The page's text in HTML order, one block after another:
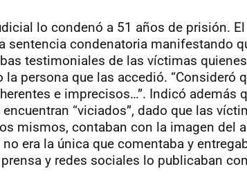
lo condenó a 51 años de prisión.
sentencia condenatoria manifestando
testimoniales de las víctimas
la persona que las accedió. “Consideró
e imprecisos…”. Indicó además
“viciados”, dado que las
mismos, contaban con la imagen del
era la única que comentaba y
y redes sociales lo publicaban